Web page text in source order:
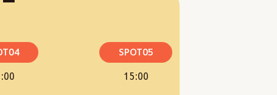
SPOT05
15:00